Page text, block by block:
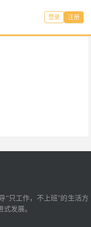
登录 注册
“只工作，不上班”的生活方
发展。